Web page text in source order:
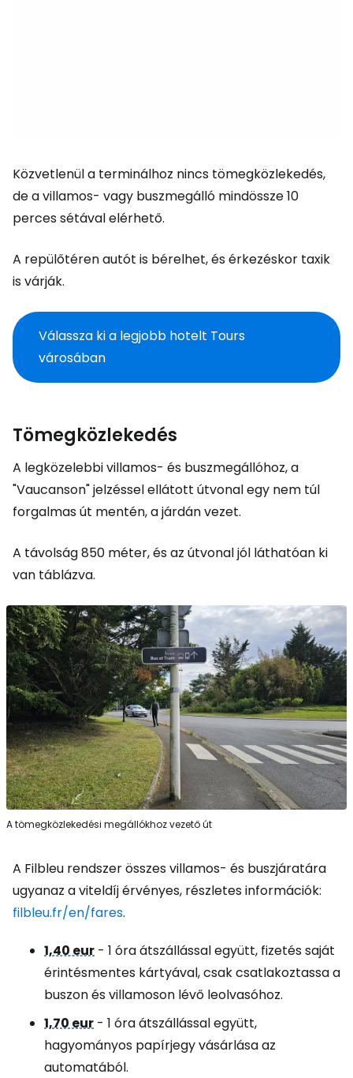
Közvetlenül a terminálhoz nincs tömegközlekedés,
de a villamos- vagy buszmegálló mindössze 10
perces sétával elérhető.
A repülőtéren autót is bérelhet, és érkezéskor taxik
is várják.
Válassza ki a legjobb hotelt Tours
városában
Tömegközlekedés
A legközelebbi villamos- és buszmegállóhoz, a
"Vaucanson" jelzéssel ellátott útvonal egy nem túl
forgalmas út mentén, a járdán vezet.
A távolság 850 méter, és az útvonal jól láthatóan ki
van táblázva.
A tömegközlekedési megállókhoz vezető út
A Filbleu rendszer összes villamos- és buszjáratára
ugyanaz a viteldíj érvényes, részletes információk:
filbleu.fr/en/fares.
1,40 eur - 1 óra átszállással együtt, fizetés saját
érintésmentes kártyával, csak csatlakoztassa a
buszon és villamoson lévő leolvasóhoz.
1,70 eur - 1 óra átszállással együtt,
hagyományos papírjegy vásárlása az
automatából.